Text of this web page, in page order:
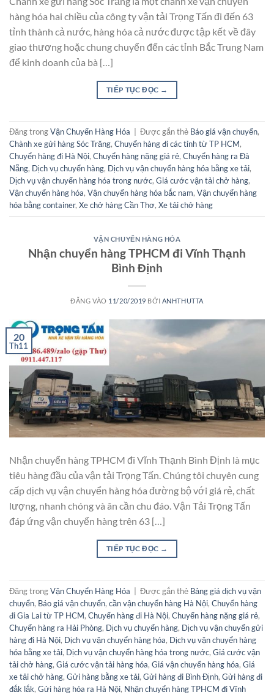
hàng hóa hai chiều của công ty vận tải Trọng Tấn đi đến 63
tỉnh thành cả nước, hàng hóa cả nước được tập kết về đây
giao thương hoặc chung chuyển đến các tỉnh Bắc Trung Nam
để kinh doanh của bà […]
TIẾP TỤC ĐỌC →
Đăng trongVận Chuyển Hàng Hóa Được gắn thẻ Báo giá vận chuyển,
Chành xe gửi hàng Sóc Trăng, Chuyển hàng đi các tỉnh từ TP HCM,
Chuyển hàng đi Hà Nội, Chuyển hàng nặng giá rẻ, Chuyển hàng ra Đà
Nẵng, Dịch vụ chuyển hàng, Dịch vụ vận chuyển hàng hóa bằng xe tải,
Dịch vụ vận chuyển hàng hóa trong nước, Giá cước vận tải chở hàng,
Vận chuyển hàng hóa, Vận chuyển hàng hóa bắc nam, Vận chuyển hàng
hóa bằng container, Xe chở hàng Cần Thơ, Xe tải chở hàng
VẬN CHUYỂN HÀNG HÓA
Nhận chuyển hàng TPHCM đi Vĩnh Thạnh
Bình Định
ĐĂNG VÀO 11/20/2019 BỞI ANHTHUTTA
20
Th11
Nhận chuyển hàng TPHCM đi Vĩnh Thạnh Bình Định là mục
tiêu hàng đầu của vận tải Trọng Tấn. Chúng tôi chuyên cung
cấp dịch vụ vận chuyển hàng hóa đường bộ với giá rẻ, chất
lượng, nhanh chóng và ân cần chu đáo. Vận Tải Trọng Tấn
đáp ứng vận chuyển hàng trên 63 […]
TIẾP TỤC ĐỌC →
Đăng trongVận Chuyển Hàng Hóa Được gắn thẻ Bảng giá dịch vụ vận
chuyển, Báo giá vận chuyển, cần vận chuyển hàng Hà Nội, Chuyển hàng
đi Gia Lai từ TP HCM, Chuyển hàng đi Hà Nội, Chuyển hàng nặng giá rẻ,
Chuyển hàng ra Hải Phòng, Dịch vụ chuyển hàng, Dịch vụ vận chuyển gửi
hàng đi Hà Nội, Dịch vụ vận chuyển hàng hóa, Dịch vụ vận chuyển hàng
hóa bằng xe tải, Dịch vụ vận chuyển hàng hóa trong nước, Giá cước vận
tải chở hàng, Giá cước vận tải hàng hóa, Giá vận chuyển hàng hóa, Giá
xe tải chở hàng, Gửi hàng bằng xe tải, Gửi hàng đi Bình Định, Gửi hàng đi
đắk lắk, Gửi hàng hóa ra Hà Nội, Nhận chuyển hàng TPHCM đi Vĩnh